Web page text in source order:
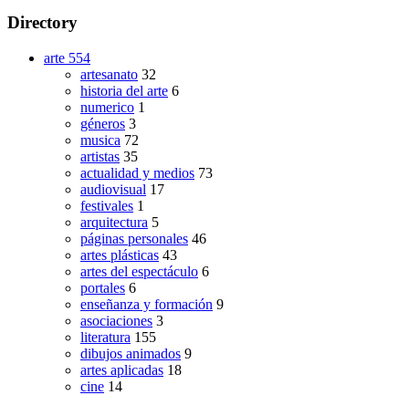
Directory
arte 554
artesanato 32
historia del arte 6
numerico 1
géneros 3
musica 72
artistas 35
actualidad y medios 73
audiovisual 17
festivales 1
arquitectura 5
páginas personales 46
artes plásticas 43
artes del espectáculo 6
portales 6
enseñanza y formación 9
asociaciones 3
literatura 155
dibujos animados 9
artes aplicadas 18
cine 14